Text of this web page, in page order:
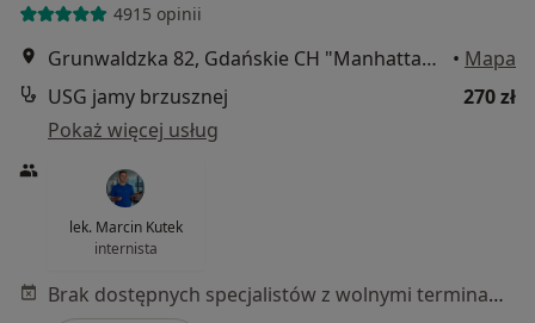
4915 opinii
Grunwaldzka 82, Gdańskie CH "Manhattan", Gdańsk • Mapa
USG jamy brzusznej
270 zł
Pokaż więcej usług
lek. Marcin Kutek
internista
Brak dostępnych specjalistów z wolnymi terminami w tym centrum medycznym.